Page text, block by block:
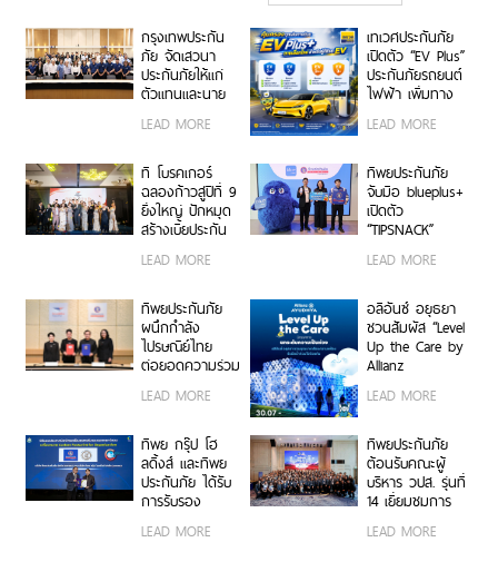
กรุงเทพประกัน
ภัย จัดเสวนา
ประกันภัยให้แก่
ตัวแทนและนาย
วินาศภัย เสริม
ประกันภัยให้
แข็งแกร่งยิ่งขึ้น
LEAD MORE
เทเวศประกันภัย
เปิดตัว “EV Plus”
ประกันภัยรถยนต์
ไฟฟ้า เพิ่มทาง
คุ้มครองสำหรับผู้
LEAD MORE
ที โบรคเกอร์
ฉลองก้าวสู่ปีที่ 9
ยิ่งใหญ่ ปักหมุด
สร้างเบี้ยประกัน
บาท จัดงานมอบ
เชิดชูเกียรติสุด
ยอดนายหน้า
200 ราย “Top
Sales 2026”
LEAD MORE
ทิพยประกันภัย
จับมือ blueplus+
เปิดตัว
“TIPSNACK”
เดือนแบบ
ครั้งแรกของไทย
เพิ่ม-ลด-หยุด
แผนได้ทุกเมื่อ
ไม่มีข้อผูกมัด
LEAD MORE
ทิพยประกันภัย
ผนึกกำลัง
ไปรษณีย์ไทย
ต่อยอดความร่วม
พันธมิตรเชิงกล
บริการประกันภัย
รูปแบบดิจิทัลเพื่อ
ประชาชน
LEAD MORE
อลิอันซ์ อยุธยา
ชวนสัมผัส “Level
Up the Care by
Allianz
นิทรรศการยก
ห่วง ในงาน Hug
HeartYai 2026
LEAD MORE
ทิพย กรุ๊ป โฮ
ลดิ้งส์ และทิพย
ประกันภัย ได้รับ
การรับรอง
คาร์บอนฟุตพริ้
LEAD MORE
ทิพยประกันภัย
ต้อนรับคณะผู้
บริหาร วปส. รุ่นที่
14 เยี่ยมชมการ
นวัตกรรมองค์กร
LEAD MORE